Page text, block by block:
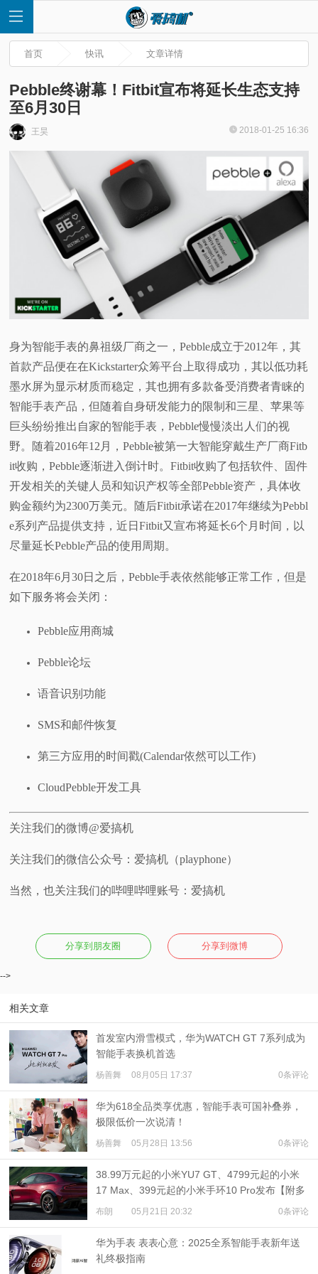
首
页
测
视
科
普
体
验
专
题
首页 快讯 文章详情
Pebble终谢幕！Fitbit宣布将延长生态支持
至6月30日
王昊 2018-01-25 16:36
身为智能手表的鼻祖级厂商之一，Pebble成立于2012年，其
首款产品便在在Kickstarter众筹平台上取得成功，其以低功耗
墨水屏为显示材质而稳定，其也拥有多款备受消费者青睐的
智能手表产品，但随着自身研发能力的限制和三星、苹果等
巨头纷纷推出自家的智能手表，Pebble慢慢淡出人们的视
野。随着2016年12月，Pebble被第一大智能穿戴生产厂商Fitb
it收购，Pebble逐渐进入倒计时。Fitbit收购了包括软件、固件
开发相关的关键人员和知识产权等全部Pebble资产，具体收
购金额约为2300万美元。随后Fitbit承诺在2017年继续为Pebbl
e系列产品提供支持，近日Fitbit又宣布将延长6个月时间，以
尽量延长Pebble产品的使用周期。
在2018年6月30日之后，Pebble手表依然能够正常工作，但是
如下服务将会关闭：
Pebble应用商城
Pebble论坛
语音识别功能
SMS和邮件恢复
第三方应用的时间戳(Calendar依然可以工作)
CloudPebble开发工具
关注我们的微博@爱搞机
关注我们的微信公众号：爱搞机（playphone）
当然，也关注我们的哔哩哔哩账号：爱搞机
分享到朋友圈 分享到微博
-->
相关文章
首发室内滑雪模式，华为WATCH GT 7系列成为
智能手表换机首选
杨善舞 08月05日 17:37 0条评论
华为618全品类享优惠，智能手表可国补叠券，
极限低价一次说清！
杨善舞 05月28日 13:56 0条评论
38.99万元起的小米YU7 GT、4799元起的小米
17 Max、399元起的小米手环10 Pro发布【附多
机对比】
布朗 05月21日 20:32 0条评论
华为手表 表表心意：2025全系智能手表新年送
礼终极指南